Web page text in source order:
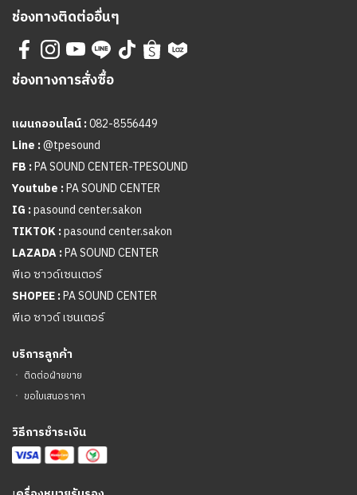
ช่องทางติดต่ออื่นๆ
ช่องทางการสั่งซื้อ
แผนกออนไลน์ :082-8556449
Line :@tpesound
FB :PA SOUND CENTER-TPESOUND
Youtube :PA SOUND CENTER
IG :pasound center.sakon
TIKTOK :pasound center.sakon
LAZADA :PA SOUND CENTER
พีเอ ซาวด์เซนเตอร์
SHOPEE :PA SOUND CENTER
พีเอ ซาวด์ เซนเตอร์
บริการลูกค้า
ㆍ ติดต่อฝ่ายขาย
ㆍ ขอใบเสนอราคา
วิธีการชำระเงิน